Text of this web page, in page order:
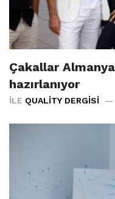
Çakallar
hazırlanıyor
İLE QUALITY DERGISI